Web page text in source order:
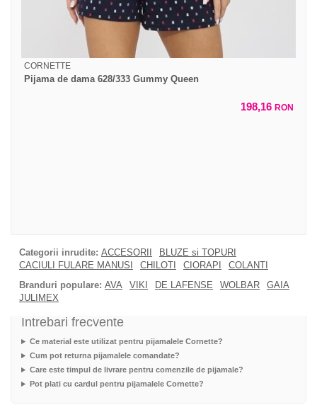
CORNETTE
Pijama de dama 628/333 Gummy Queen
198,16 RON
Categorii inrudite: ACCESORII
BLUZE si TOPURI
CACIULI FULARE MANUSI
CHILOTI CIORAPI
COLANTI
Branduri populare: AVA VIKI DE LAFENSE WOLBAR
GAIA
JULIMEX
Intrebari frecvente
Ce material este utilizat pentru pijamalele Cornette?
Cum pot returna pijamalele comandate?
Care este timpul de livrare pentru comenzile de pijamale?
Pot plati cu cardul pentru pijamalele Cornette?